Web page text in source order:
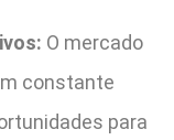
O mercado
constante
para